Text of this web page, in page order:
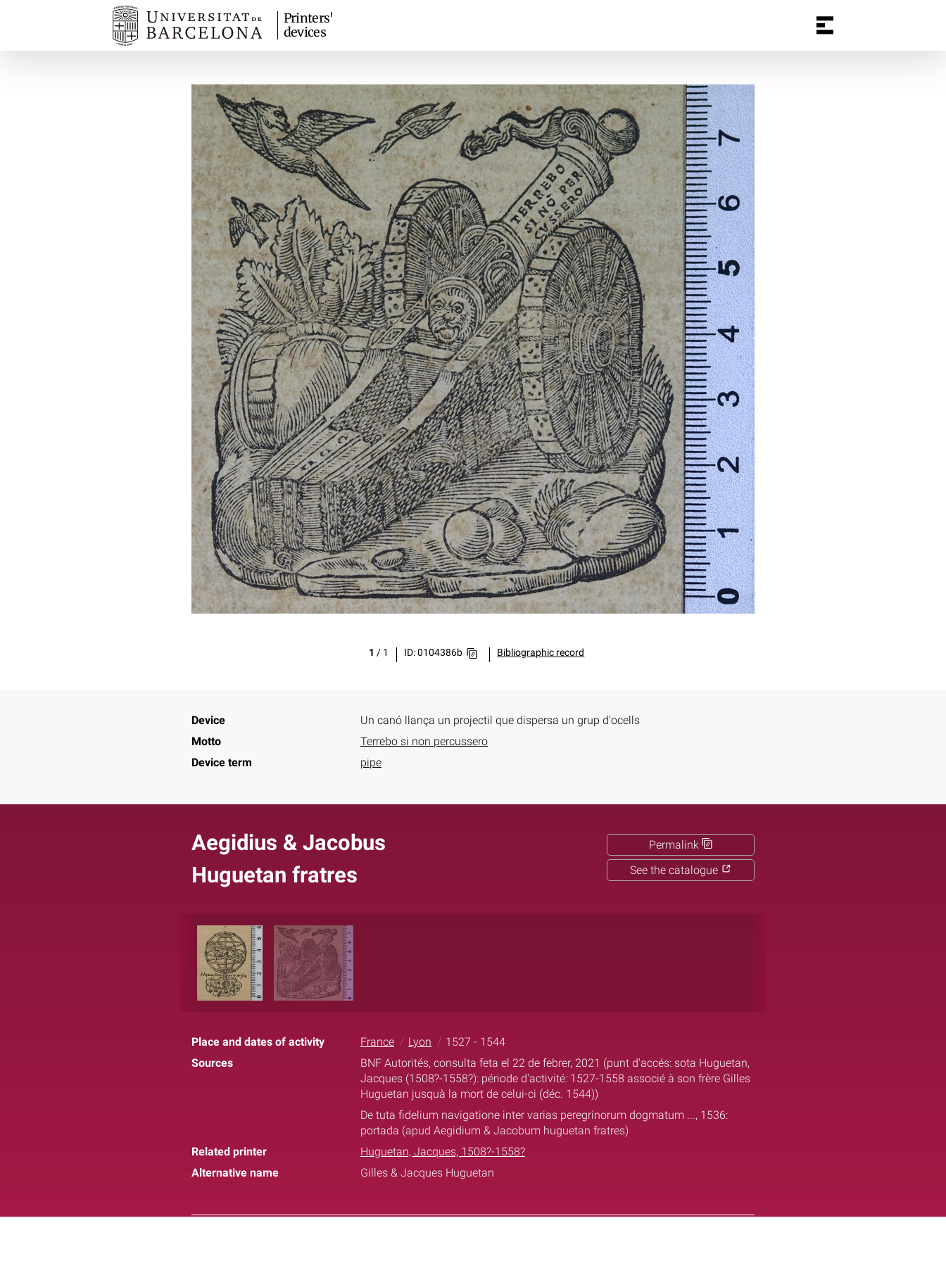
Printers'
devices
1 / 1 ID: 0104386b Bibliographic record
Device
Un canó llança un projectil que dispersa un grup d'ocells
Motto
Terrebo si non percussero
Device term
pipe
Aegidius & Jacobus
Huguetan fratres
Permalink
See the catalogue
Place and dates of activity France Lyon
1527 - 1544
Sources
BNF Autorités, consulta feta el 22 de febrer, 2021 (punt d'accés: sota Huguetan,
Jacques (1508?-1558?): période d'activité: 1527-1558 associé à son frère Gilles
Huguetan jusquà la mort de celui-ci (déc. 1544))
De tuta fidelium navigatione inter varias peregrinorum dogmatum ..., 1536:
portada (apud Aegidium & Jacobum huguetan fratres)
Related printer
Huguetan, Jacques, 1508?-1558?
Alternative name
Gilles & Jacques Huguetan